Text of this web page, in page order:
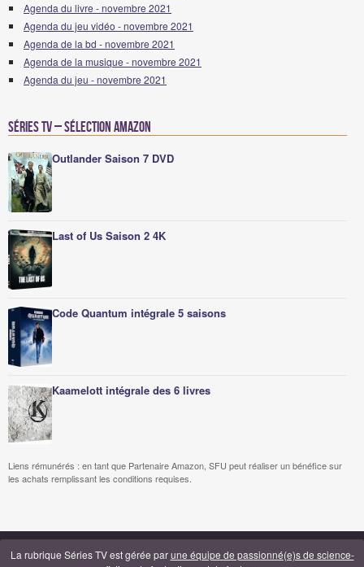
Agenda du livre - novembre 2021
Agenda du jeu vidéo - novembre 2021
Agenda de la bd - novembre 2021
Agenda de la musique - novembre 2021
Agenda du jeu - novembre 2021
Séries TV – Sélection Amazon
Outlander Saison 7 DVD
Last of Us Saison 2 4K
Code Quantum intégrale 5 saisons
Kaamelott intégrale des 6 livres
Liens rémunérés : en tant que Partenaire Amazon, SFU peut réaliser un bénéfice sur
les achats remplissant les conditions requises.
La rubrique Séries TV est gérée parune équipe de passionné(e)s de science-